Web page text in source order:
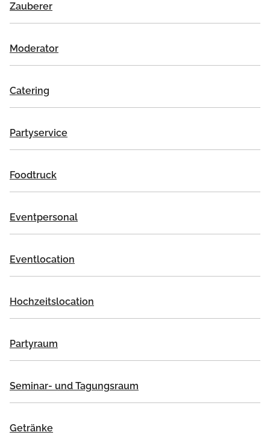
Zauberer
Moderator
Catering
Partyservice
Foodtruck
Eventpersonal
Eventlocation
Hochzeitslocation
Partyraum
Seminar- und Tagungsraum
Getränke